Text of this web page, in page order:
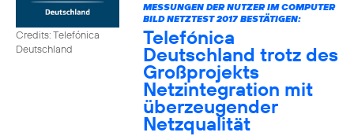
Credits: Telefónica
Deutschland
MESSUNGEN DER NUTZER IM COMPUTER
BILD NETZTEST 2017 BESTÄTIGEN:
Telefónica
Deutschland trotz des
Großprojekts
Netzintegration mit
überzeugender
Netzqualität